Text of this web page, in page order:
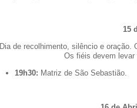
15
Dia de recolhimento, silêncio e oração.
Os fiéis devem
19h30: Matriz de São Sebastião.